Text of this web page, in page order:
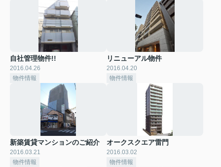
自社管理物件!!
2016.04.26
物件情報
リニューアル物件
2016.04.20
物件情報
新築賃貸マンションのご紹介
2016.03.21
物件情報
オークスクエア雷門
2016.03.02
物件情報